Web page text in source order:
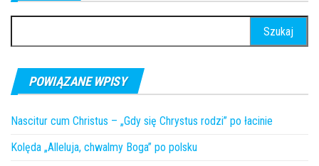
POWIĄZANE WPISY
Nascitur cum Christus – „Gdy się Chrystus rodzi” po łacinie
Kolęda „Alleluja, chwalmy Boga” po polsku